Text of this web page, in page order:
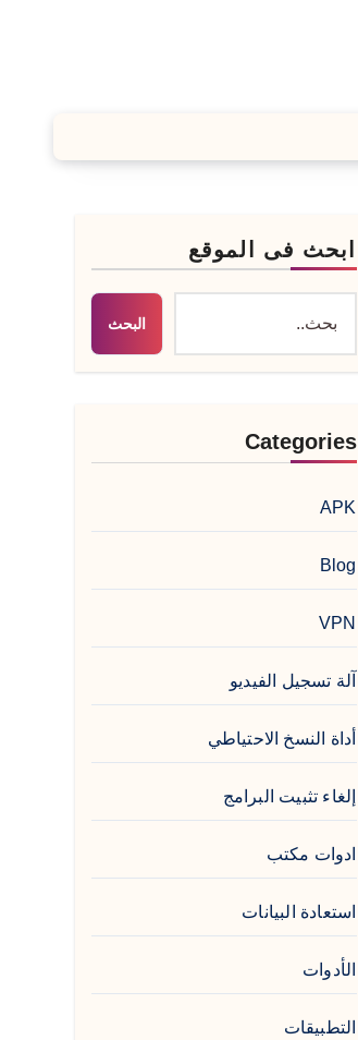
ابحث فى الموقع
البحث
Categories
APK
Blog
VPN
آلة تسجيل الفيديو
أداة النسخ الاحتياطي
إلغاء تثبيت البرامج
ادوات مكتب
استعادة البيانات
الأدوات
التطبيقات